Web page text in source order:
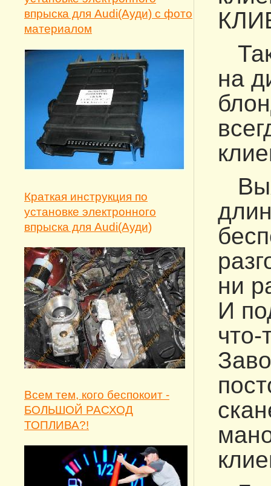
впрыска для Audi(Ауди) с фото
материалом
Краткая инструкция по
установке электронного
впрыска для Audi(Ауди)
Всем тем, кого беспокоит -
БОЛЬШОЙ РАСХОД
ТОПЛИВА?!
на
ни
И
что-